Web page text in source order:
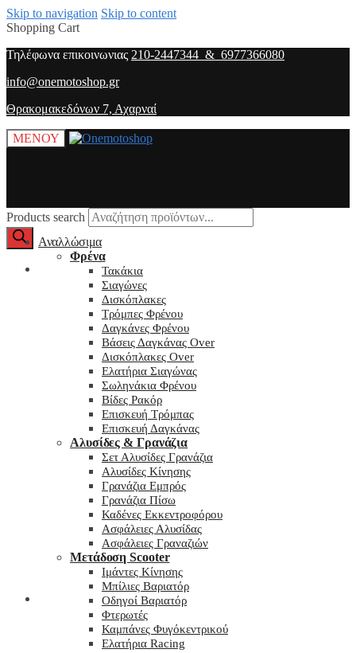
Skip to navigation Skip to content
Shopping Cart
Τηλέφωνα επικοινωνιας 210-2447344 & 6977366080
info@onemotoshop.gr
Θρακομακεδόνων 7, Αχαρναί
ΜΕΝΟΥ
Products search
O λογαριασμός μου
My wishlist
Αναλλώσιμα
Φρένα
Τακάκια
Σιαγώνες
Δισκόπλακες
Τρόμπες Φρένου
Δαγκάνες Φρένου
Βάσεις Δαγκάνας Over
Δισκόπλακες Over
Ελατήρια Σιαγώνας
Σωληνάκια Φρένου
Βίδες Ρακόρ
Επισκευή Τρόμπας
Επισκευή Δαγκάνας
Αλυσίδες & Γρανάζια
Σετ Αλυσίδες Γρανάζια
Αλυσίδες Κίνησης
Γρανάζια Εμπρός
Γρανάζια Πίσω
Καδένες Εκκεντροφόρου
Ασφάλειες Αλυσίδας
Ασφάλειες Γραναζιών
Μετάδοση Scooter
Ιμάντες Κίνησης
Μπίλιες Βαριατόρ
Οδηγοί Βαριατόρ
Φτερωτές
Καμπάνες Φυγόκεντρικού
Ελατήρια Racing